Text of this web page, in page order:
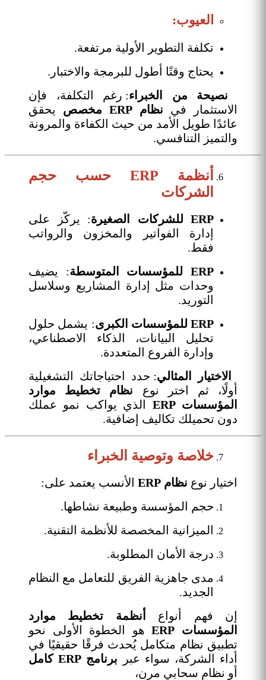
العيوب:
تكلفة التطوير الأولية مرتفعة.
يحتاج وقتًا أطول للبرمجة والاختبار.
نصيحة من الخبراء: رغم التكلفة، فإن
الاستثمار في نظام ERP مخصص يحقق
عائدًا طويل الأمد من حيث الكفاءة والمرونة
والتميز التنافسي.
أنظمة ERP حسب حجم
الشركات
ERP للشركات الصغيرة
: يركّز على
إدارة الفواتير والمخزون والرواتب
فقط.
ERP للمؤسسات المتوسطة
: يضيف
وحدات مثل إدارة المشاريع وسلاسل
التوريد.
ERP للمؤسسات الكبرى
: يشمل حلول
تحليل البيانات، الذكاء الاصطناعي،
وإدارة الفروع المتعددة.
الاختيار المثالي: حدد احتياجاتك التشغيلية
أولًا، ثم اختر نوع نظام تخطيط موارد
المؤسسات ERP
الذي يواكب نمو عملك
دون تحميلك تكاليف إضافية.
خلاصة وتوصية الخبراء
اختيار نوع نظام ERP
الأنسب يعتمد على:
حجم المؤسسة وطبيعة نشاطها.
الميزانية المخصصة للأنظمة التقنية.
درجة الأمان المطلوبة.
مدى جاهزية الفريق للتعامل مع النظام
الجديد.
إن فهم أنواع
أنظمة تخطيط موارد
المؤسسات ERP
هو الخطوة الأولى نحو
تطبيق نظام متكامل يُحدث فرقًا حقيقيًا في
أداء الشركة، سواء عبر برنامج ERP كامل
أو نظام سحابي مرن،